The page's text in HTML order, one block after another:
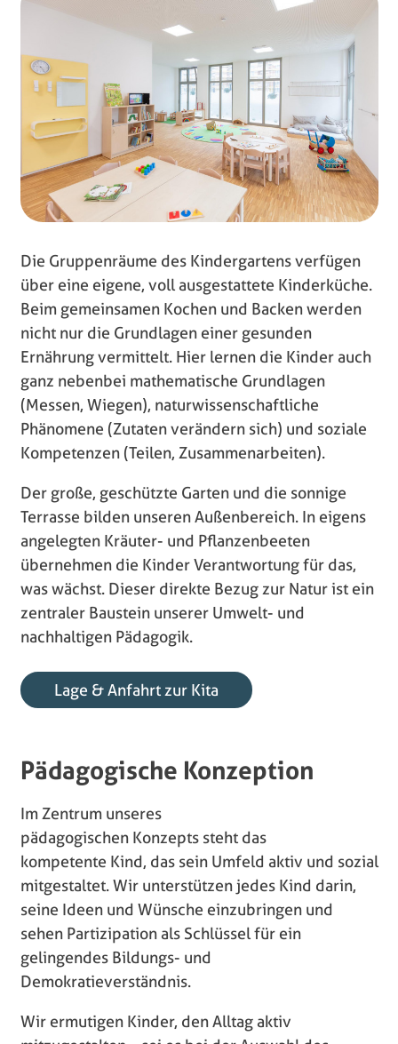
Die Gruppenräume des Kindergartens verfügen
über eine eigene, voll ausgestattete Kinderküche.
Beim gemeinsamen Kochen und Backen werden
nicht nur die Grundlagen einer gesunden
Ernährung vermittelt. Hier lernen die Kinder auch
ganz nebenbei mathematische Grundlagen
(Messen, Wiegen), naturwissenschaftliche
Phänomene (Zutaten verändern sich) und soziale
Kompetenzen (Teilen, Zusammenarbeiten).
Der große, geschützte Garten und die sonnige
Terrasse bilden unseren Außenbereich. In eigens
angelegten Kräuter- und Pflanzenbeeten
übernehmen die Kinder Verantwortung für das,
was wächst. Dieser direkte Bezug zur Natur ist ein
zentraler Baustein unserer Umwelt- und
nachhaltigen Pädagogik.
Lage & Anfahrt zur Kita
Pädagogische Konzeption
Im Zentrum unseres
pädagogischen Konzepts steht das
kompetente Kind, das sein Umfeld aktiv und sozial
mitgestaltet. Wir unterstützen jedes Kind darin,
seine Ideen und Wünsche einzubringen und
sehen Partizipation als Schlüssel für ein
gelingendes Bildungs- und
Demokratieverständnis.
Wir ermutigen Kinder, den Alltag aktiv